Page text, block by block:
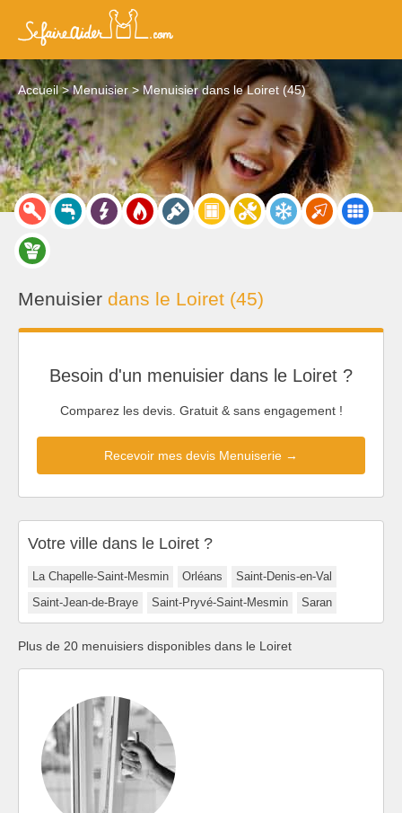
Accueil Menuisier Menuisier dans le Loiret (45)
Menuisier dans le Loiret (45)
Besoin d'un menuisier dans le Loiret ?
Comparez les devis. Gratuit & sans engagement !
Recevoir mes devis Menuiserie →
Votre ville dans le Loiret ?
La Chapelle-Saint-Mesmin Orléans
Saint-Denis-en-Val
Saint-Jean-de-Braye
Saint-Pryvé-Saint-Mesmin Saran
Plus de 20 menuisiers disponibles dans le Loiret